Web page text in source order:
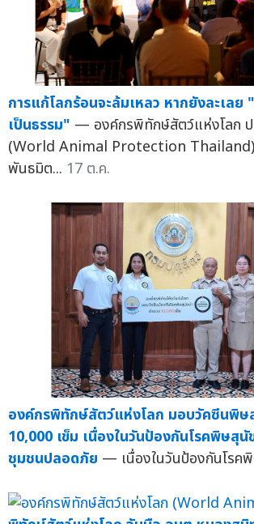
การแก้โลกร้อนจะล้มเหลว หากยังละเลย
เป็นธรรม" — องค์กรพิทักษ์สัตว์แห่งโลก ป
(World Animal Protection Thailand)
พันธมิต... 17 ต.ค.
องค์กรพิทักษ์สัตว์แห่งโลก มอบวัคซีนพิษ
10,000 เข็ม เนื่องในวันป้องกันโรคพิษสุนั
ชุมชนปลอดภัย — เนื่องในวันป้องกันโรค